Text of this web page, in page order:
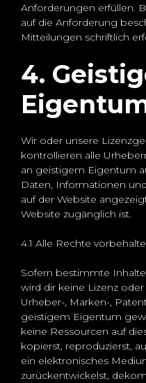
Anforderungen erfüllen.
auf die Anforderung
Mitteilungen schriftlich
4.
Wir oder unsere
kontrollieren alle
an geistigem Eigentum
Daten, Informationen
auf der Website
Website zugänglich ist.
4.1 Alle Rechte
Sofern bestimmte
wird dir keine Lizenz
Urheber-, Marken-,
geistigem Eigentum
keine Ressourcen auf
kopierst, reproduzierst,
ein elektronisches
zurückentwickelst,